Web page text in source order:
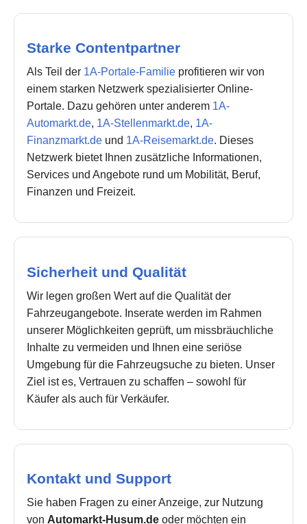
Starke Contentpartner
Als Teil der 1A-Portale-Familie profitieren wir von
einem starken Netzwerk spezialisierter Online-
Portale. Dazu gehören unter anderem 1A-
Automarkt.de, 1A-Stellenmarkt.de, 1A-
Finanzmarkt.de und 1A-Reisemarkt.de. Dieses
Netzwerk bietet Ihnen zusätzliche Informationen,
Services und Angebote rund um Mobilität, Beruf,
Finanzen und Freizeit.
Sicherheit und Qualität
Wir legen großen Wert auf die Qualität der
Fahrzeugangebote. Inserate werden im Rahmen
unserer Möglichkeiten geprüft, um missbräuchliche
Inhalte zu vermeiden und Ihnen eine seriöse
Umgebung für die Fahrzeugsuche zu bieten. Unser
Ziel ist es, Vertrauen zu schaffen – sowohl für
Käufer als auch für Verkäufer.
Kontakt und Support
Sie haben Fragen zu einer Anzeige, zur Nutzung
von Automarkt-Husum.de oder möchten ein